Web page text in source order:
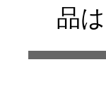
品は